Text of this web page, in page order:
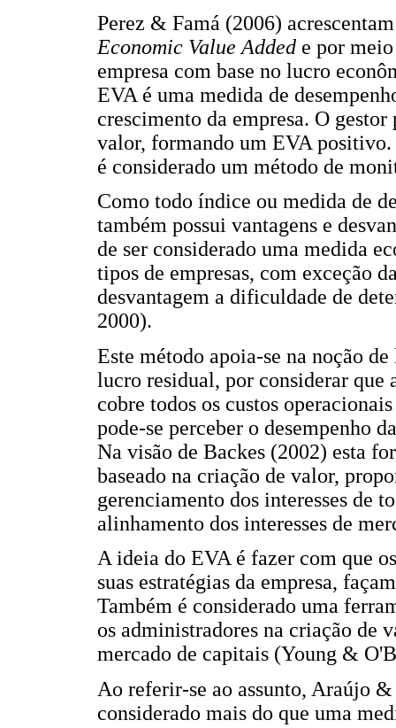
Perez & Famá (2006)
Economic Value Added e por
empresa com base no lucro
EVA é uma medida de
crescimento da empresa. O
valor, formando um EVA
é considerado um método de
Como todo índice ou medida de
também possui vantagens e
de ser considerado uma medida
tipos de empresas, com exceção
desvantagem a dificuldade de
2000).
Este método apoia-se na noção
lucro residual, por considerar que
cobre todos os custos
pode-se perceber o desempenho
Na visão de Backes (2002) esta
baseado na criação de valor,
gerenciamento dos interesses de
alinhamento dos interesses de
A ideia do EVA é fazer com que
suas estratégias da empresa,
Também é considerado uma
os administradores na criação de
mercado de capitais (Young &
Ao referir-se ao assunto, Araújo
considerado mais do que uma